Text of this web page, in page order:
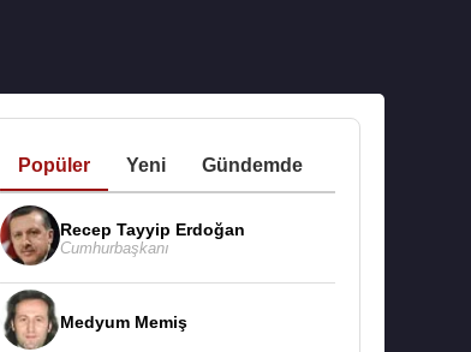
Popüler Yeni Gündemde
Recep Tayyip Erdoğan
Cumhurbaşkanı
Medyum Memiş